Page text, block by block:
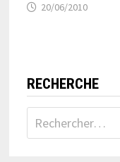
20/06/2010
RECHERCHE
Rechercher :